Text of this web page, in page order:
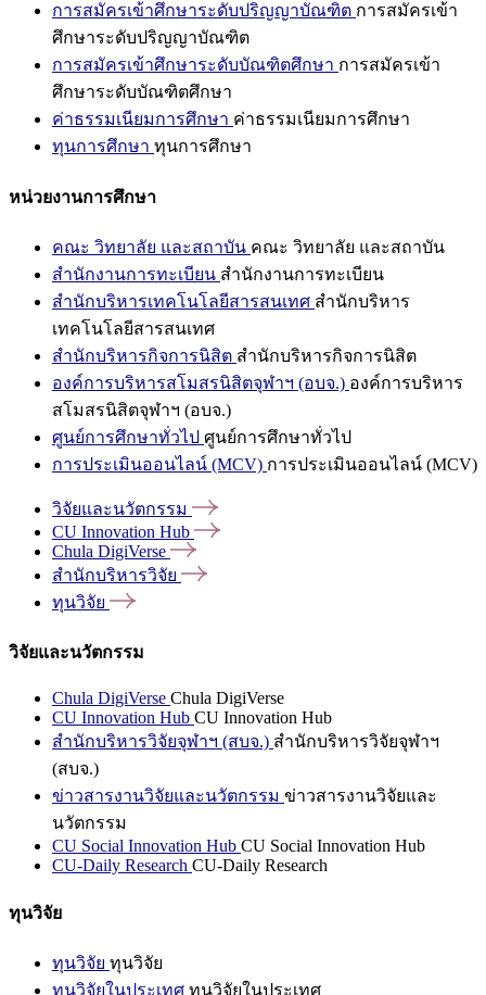
การสมัครเข้าศึกษาระดับปริญญาบัณฑิต การสมัครเข้า
ศึกษาระดับปริญญาบัณฑิต
การสมัครเข้าศึกษาระดับบัณฑิตศึกษา การสมัครเข้า
ศึกษาระดับบัณฑิตศึกษา
ค่าธรรมเนียมการศึกษา ค่าธรรมเนียมการศึกษา
ทุนการศึกษา ทุนการศึกษา
หน่วยงานการศึกษา
คณะ วิทยาลัย และสถาบัน คณะ วิทยาลัย และสถาบัน
สำนักงานการทะเบียน สำนักงานการทะเบียน
สำนักบริหารเทคโนโลยีสารสนเทศ สำนักบริหาร
เทคโนโลยีสารสนเทศ
สำนักบริหารกิจการนิสิต สำนักบริหารกิจการนิสิต
องค์การบริหารสโมสรนิสิตจุฬาฯ (อบจ.) องค์การบริหาร
สโมสรนิสิตจุฬาฯ (อบจ.)
ศูนย์การศึกษาทั่วไป ศูนย์การศึกษาทั่วไป
การประเมินออนไลน์ (MCV) การประเมินออนไลน์ (MCV)
วิจัยและนวัตกรรม
CU Innovation Hub
Chula DigiVerse
สำนักบริหารวิจัย
ทุนวิจัย
วิจัยและนวัตกรรม
Chula DigiVerse Chula DigiVerse
CU Innovation Hub CU Innovation Hub
สำนักบริหารวิจัยจุฬาฯ (สบจ.) สำนักบริหารวิจัยจุฬาฯ
(สบจ.)
ข่าวสารงานวิจัยและนวัตกรรม ข่าวสารงานวิจัยและ
นวัตกรรม
CU Social Innovation Hub CU Social Innovation Hub
CU-Daily Research CU-Daily Research
ทุนวิจัย
ทุนวิจัย ทุนวิจัย
ทุนวิจัยในประเทศ ทุนวิจัยในประเทศ